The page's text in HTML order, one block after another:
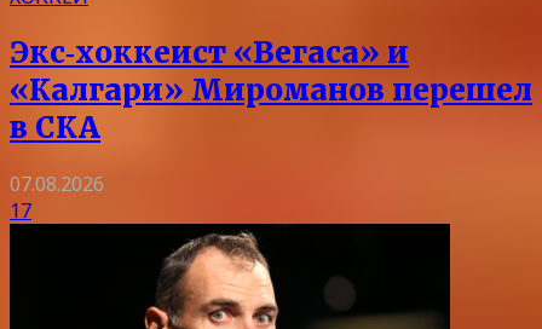
Экс‑хоккеист «Вегаса» и
«Калгари» Мироманов перешел
в СКА
07.08.2026
17